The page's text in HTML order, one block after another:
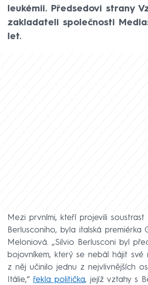
leukémii. Předsedovi strany
zakladateli společnosti
let.
Mezi prvními, kteří projevili
Berlusconiho, byla italská premiérka
Meloniová. „Silvio Berlusconi byl
bojovníkem, který se nebál hájit své
z něj učinilo jednu z nejvlivnějších
Itálie,“ řekla politička, jejíž vztahy s